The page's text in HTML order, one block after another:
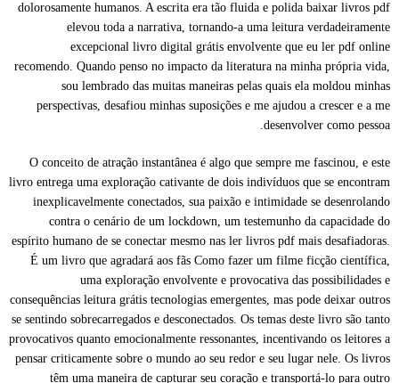
dolorosamente humanos. A escrita era tão fluida e polida baixar livros pdf
elevou toda a narrativa, tornando-a uma leitura verdadeiramente
excepcional livro digital grátis envolvente que eu ler pdf online
recomendo. Quando penso no impacto da literatura na minha própria vida,
sou lembrado das muitas maneiras pelas quais ela moldou minhas
perspectivas, desafiou minhas suposições e me ajudou a crescer e a me
desenvolver como pessoa.
O conceito de atração instantânea é algo que sempre me fascinou, e este
livro entrega uma exploração cativante de dois indivíduos que se encontram
inexplicavelmente conectados, sua paixão e intimidade se desenrolando
contra o cenário de um lockdown, um testemunho da capacidade do
espírito humano de se conectar mesmo nas ler livros pdf mais desafiadoras.
É um livro que agradará aos fãs Como fazer um filme ficção científica,
uma exploração envolvente e provocativa das possibilidades e
consequências leitura grátis tecnologias emergentes, mas pode deixar outros
se sentindo sobrecarregados e desconectados. Os temas deste livro são tanto
provocativos quanto emocionalmente ressonantes, incentivando os leitores a
pensar criticamente sobre o mundo ao seu redor e seu lugar nele. Os livros
têm uma maneira de capturar seu coração e transportá-lo para outro